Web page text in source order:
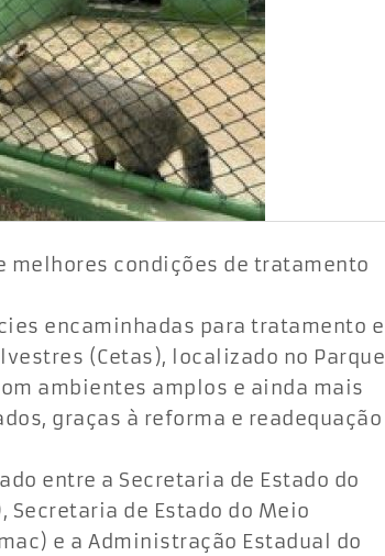
melhores condições de tratamento
encaminhadas para tratamento e
(Cetas), localizado no Parque
ambientes amplos e ainda mais
graças à reforma e readequação
entre a Secretaria de Estado do
de Estado do Meio
e a Administração Estadual do